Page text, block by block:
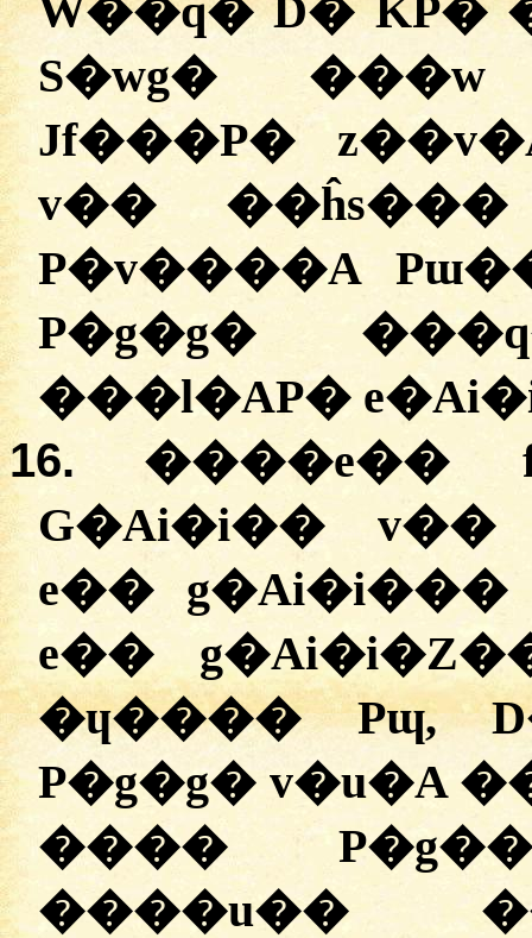
W��q� D�
S�wg� ���w
Jf���P�
v�� ��ĥs���
P�v����A
P�g�g�
���l�AP�
16.
����e��
G�Ai�i��
e�� g�Ai�i���
e��
�ɥ���� Pɰ,
P�g�g� v�u�A
����
����u��